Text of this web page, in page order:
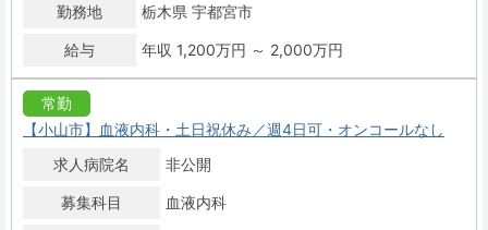
勤務地 栃木県 宇都宮市
給与 年収 1,200万円 ～ 2,000万円
常勤
【小山市】血液内科・土日祝休み／週4日可・オンコールなし
求人病院名
非公開
募集科目 血液内科